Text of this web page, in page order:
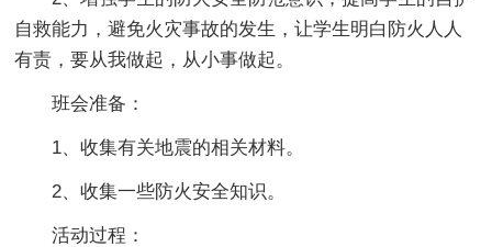
自救能力，避免火灾事故的发生，让学生明白防火人人
有责，要从我做起，从小事做起。
班会准备：
1、收集有关地震的相关材料。
2、收集一些防火安全知识。
活动过程：